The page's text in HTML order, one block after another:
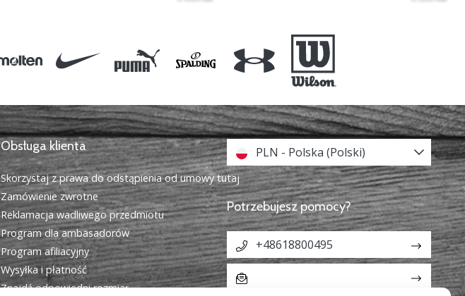
Obsługa klienta
Skorzystaj z prawa do odstąpienia od umowy tutaj
Zamówienie zwrotne
Reklamacja wadliwego przedmiotu
Program dla ambasadorów
Program afiliacyjny
Wysyłka i płatność
Znajdź odpowiedni rozmiar
PLN - Polska (Polski)
Potrzebujesz pomocy?
+48618800495